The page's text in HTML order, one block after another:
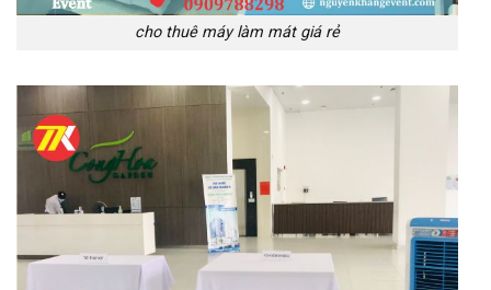
cho thuê máy làm mát giá rẻ